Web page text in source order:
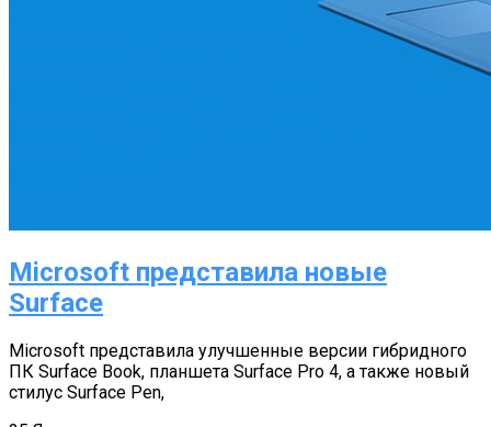
Microsoft представила новые
Surface
Microsoft представила улучшенные версии гибридного
ПК Surface Book, планшета Surface Pro 4, а также новый
стилус Surface Pen,